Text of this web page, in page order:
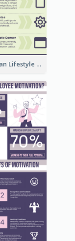
The Vegan Lifestyle Infographic